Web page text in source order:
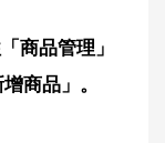
商品管理」
商品」。